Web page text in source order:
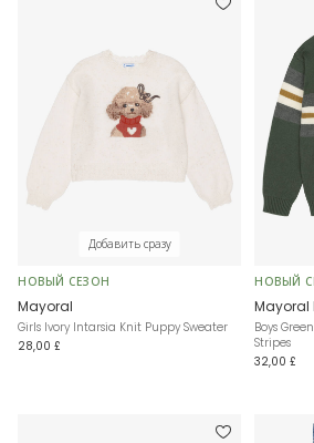
Добавить сразу
НОВЫЙ СЕЗОН
Mayoral
Girls Ivory Intarsia Knit Puppy Sweater
28,00 £
НОВЫЙ
Mayoral
Boys
Stripes
32,00 £